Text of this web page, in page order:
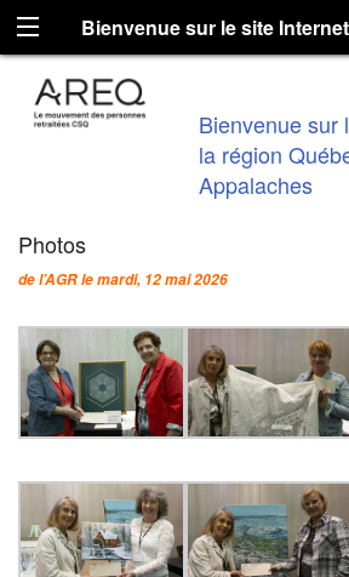
Bienvenue sur le site
Québec-Chaudière-
Bienvenue sur
la région
Appalaches
Photos
de l’AGR le mardi, 12 mai 2026